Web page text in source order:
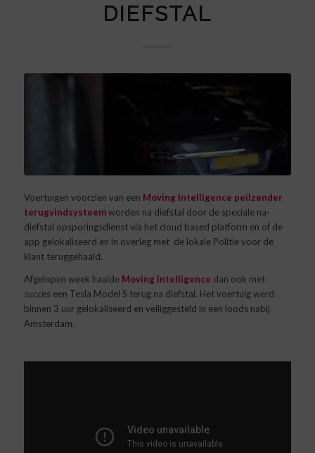
DIEFSTAL
Voertuigen voorzien van een Moving Intelligence peilzender
terugvindsysteemworden na diefstal door de speciale na-
diefstal opsporingsdienst via het cloud based platform en of de
app gelokaliseerd en in overleg met de lokale Politie voor de
klant teruggehaald.
Afgelopen week haalde Moving Intelligence dan ook met
succes een Tesla Model S terug na diefstal. Het voertuig werd
binnen 3 uur gelokaliseerd en veiliggesteld in een loods nabij
Amsterdam.